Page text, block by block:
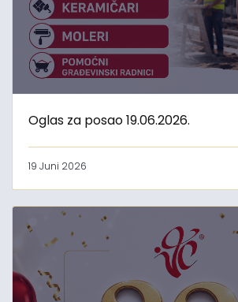
Oglas za posao 19.06.2026.
19 Juni 2026